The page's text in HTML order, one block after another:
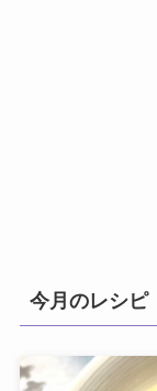
今月のレシピ